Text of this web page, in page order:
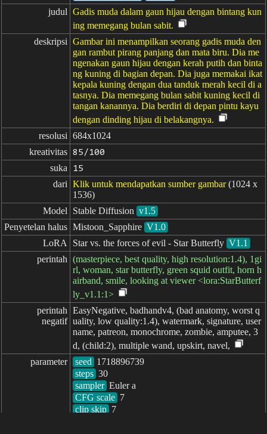
judul Gadis muda dalam gaun hijau dengan bintang kun
ing memegang bulan sabit.
deskripsi Gambar ini menampilkan seorang gadis muda den
gan rambut pirang panjang dan mata biru. Dia me
ngenakan gaun hijau dengan kerah putih dan binta
ng kuning di bagian depan. Dia juga memakai ikat
kepala kuning dengan dua tanduk merah kecil di a
tasnya. Dia memegang bulan sabit kuning kecil di
tangan kanannya. Dia berdiri di depan pintu kayu
dengan dinding hijau di belakangnya.
resolusi 684x1024
kreativitas 85/100
suka 15
dari Klik untuk mendapatkan sumber gambar (1024 x
1536)
Model
Stable Diffusion v1.5
Penyetelan halus Mistoon_Sapphire V1.0
LoRA
Star vs. the forces of evil - Star Butterfly V1.1
perintah (masterpiece, best quality, high resolution:1.4), 1gi
rl, woman, star butterfly, green squid outfit, horn h
airband, smile, looking at viewer <lora:StarButterf
ly_v1.1:1>
perintah
negatif
EasyNegative, badhandv4, (bad anatomy, worst q
uality, low quality:1.4), watermark, signature, user
name, patreon, monochrome, zombie, amputee, 3
d, (child:2), multiple wand, upskirt, navel,
parameter
seed
steps
sampler
CFG scale
clip skip 7